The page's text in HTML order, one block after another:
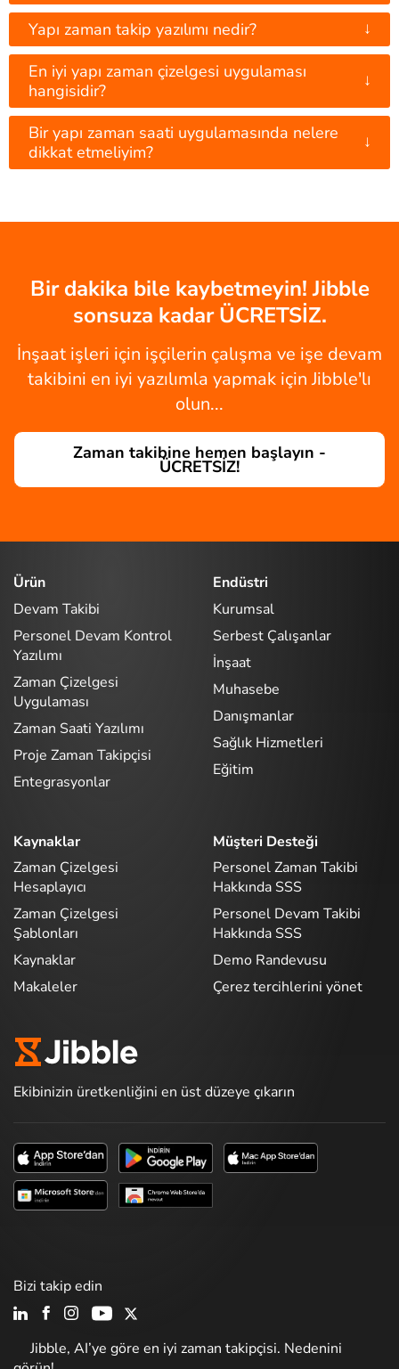
Yapı zaman takip yazılımı nedir? ↓
En iyi yapı zaman çizelgesi uygulaması
hangisidir?
↓
Bir yapı zaman saati uygulamasında nelere
dikkat etmeliyim?
↓
Bir dakika bile kaybetmeyin! Jibble
sonsuza kadar ÜCRETSİZ.
İnşaat işleri için işçilerin çalışma ve işe devam
takibini en iyi yazılımla yapmak için Jibble'lı
olun...
Zaman takibine hemen başlayın -
ÜCRETSİZ!
Ürün
Devam Takibi
Personel Devam Kontrol
Yazılımı
Zaman Çizelgesi
Uygulaması
Zaman Saati Yazılımı
Proje Zaman Takipçisi
Entegrasyonlar
Endüstri
Kurumsal
Serbest Çalışanlar
İnşaat
Muhasebe
Danışmanlar
Sağlık Hizmetleri
Eğitim
Kaynaklar
Zaman Çizelgesi
Hesaplayıcı
Zaman Çizelgesi
Şablonları
Kaynaklar
Makaleler
Müşteri Desteği
Personel Zaman Takibi
Hakkında SSS
Personel Devam Takibi
Hakkında SSS
Demo Randevusu
Çerez tercihlerini yönet
Ekibinizin üretkenliğini en üst düzeye çıkarın
Jibble, AI’ye göre en iyi zaman takipçisi. Nedenini
Bizi takip edin